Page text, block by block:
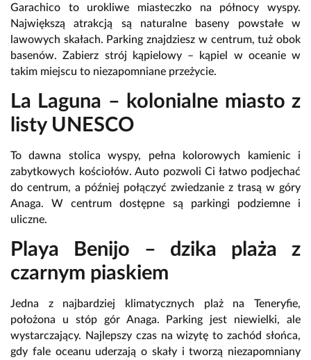
Garachico to urokliwe miasteczko na północy wyspy.
Największą atrakcją są naturalne baseny powstałe w
lawowych skałach. Parking znajdziesz w centrum, tuż obok
basenów. Zabierz strój kąpielowy – kąpiel w oceanie w
takim miejscu to niezapomniane przeżycie.
La Laguna – kolonialne miasto z
listy UNESCO
To dawna stolica wyspy, pełna kolorowych kamienic i
zabytkowych kościołów. Auto pozwoli Ci łatwo podjechać
do centrum, a później połączyć zwiedzanie z trasą w góry
Anaga. W centrum dostępne są parkingi podziemne i
uliczne.
Playa Benijo – dzika plaża z
czarnym piaskiem
Jedna z najbardziej klimatycznych plaż na Teneryfie,
położona u stóp gór Anaga. Parking jest niewielki, ale
wystarczający. Najlepszy czas na wizytę to zachód słońca,
gdy fale oceanu uderzają o skały i tworzą niezapomniany